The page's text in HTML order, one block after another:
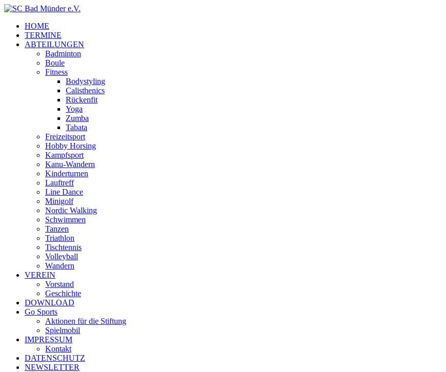
HOME
TERMINE
ABTEILUNGEN
Badminton
Boule
Fitness
Bodystyling
Calisthenics
Rückenfit
Yoga
Zumba
Tabata
Freizeitsport
Hobby Horsing
Kampfsport
Kanu-Wandern
Kinderturnen
Lauftreff
Line Dance
Minigolf
Nordic Walking
Schwimmen
Tanzen
Triathlon
Tischtennis
Volleyball
Wandern
VEREIN
Vorstand
Geschichte
DOWNLOAD
Go Sports
Aktionen für die Stiftung
Spielmobil
IMPRESSUM
Kontakt
DATENSCHUTZ
NEWSLETTER